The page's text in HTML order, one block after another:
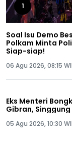
1
Soal Isu Demo
Polkam Minta
Siap-siap!
06 Agu 2026, 08:15
Eks Menteri
Gibran,
05 Agu 2026, 10:30